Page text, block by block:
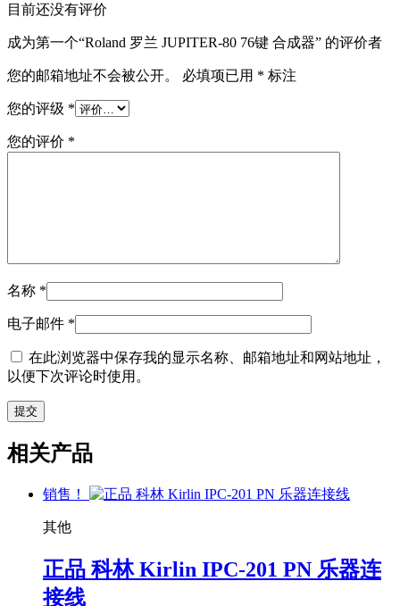
目前还没有评价
成为第一个“Roland 罗兰 JUPITER-80 76键 合成器” 的评价者
您的邮箱地址不会被公开。 必填项已用 * 标注
您的评级 *
您的评价 *
名称 *
电子邮件 *
在此浏览器中保存我的显示名称、邮箱地址和网站地址，
以便下次评论时使用。
相关产品
销售！
其他
正品 科林 Kirlin IPC-201 PN 乐器连
接线